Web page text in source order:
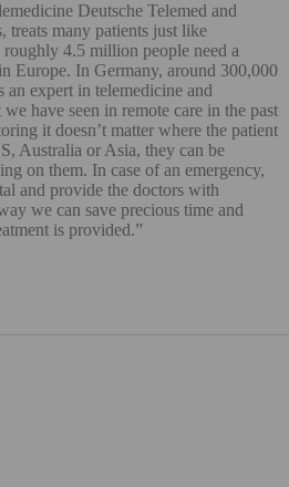
Deutsche Telemed and
treats many patients just like
4.5 million people need a
Europe. In Germany, around 300,000
expert in telemedicine and
have seen in remote care in the past
it doesn’t matter where the patient
Australia or Asia, they can be
on them. In case of an emergency,
and provide the doctors with
we can save precious time and
is provided.”